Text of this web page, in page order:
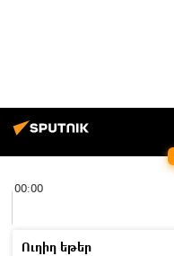
00:00
Ուղիղ եթեր